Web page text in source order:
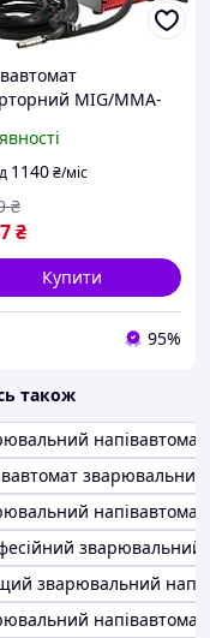
MIG/MMA-
для дому та
1140₴/міс
₴
₴
Купити
95%
також
напівавтомат
зварювальний
напівавтомат
зварювальний
зварювальний
напівавтомат